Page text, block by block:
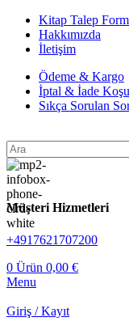
Kitap Talep
Hakkımızda
İletişim
Ödeme & Kargo
İptal & İade
Sıkça Sorulan
Müşteri Hizmetleri
+4917621707200
0 Ürün 0,00 €
Menu
Giriş / Kayıt